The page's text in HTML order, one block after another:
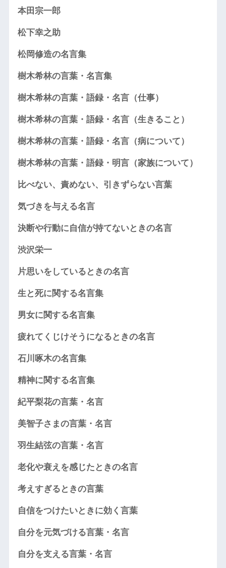
本田宗一郎
松下幸之助
松岡修造の名言集
樹木希林の言葉・名言集
樹木希林の言葉・語録・名言（仕事）
樹木希林の言葉・語録・名言（生きること）
樹木希林の言葉・語録・名言（病について）
樹木希林の言葉・語録・明言（家族について）
比べない、責めない、引きずらない言葉
気づきを与える名言
決断や行動に自信が持てないときの名言
渋沢栄一
片思いをしているときの名言
生と死に関する名言集
男女に関する名言集
疲れてくじけそうになるときの名言
石川啄木の名言集
精神に関する名言集
紀平梨花の言葉・名言
美智子さまの言葉・名言
羽生結弦の言葉・名言
老化や衰えを感じたときの名言
考えすぎるときの言葉
自信をつけたいときに効く言葉
自分を元気づける言葉・名言
自分を支える言葉・名言